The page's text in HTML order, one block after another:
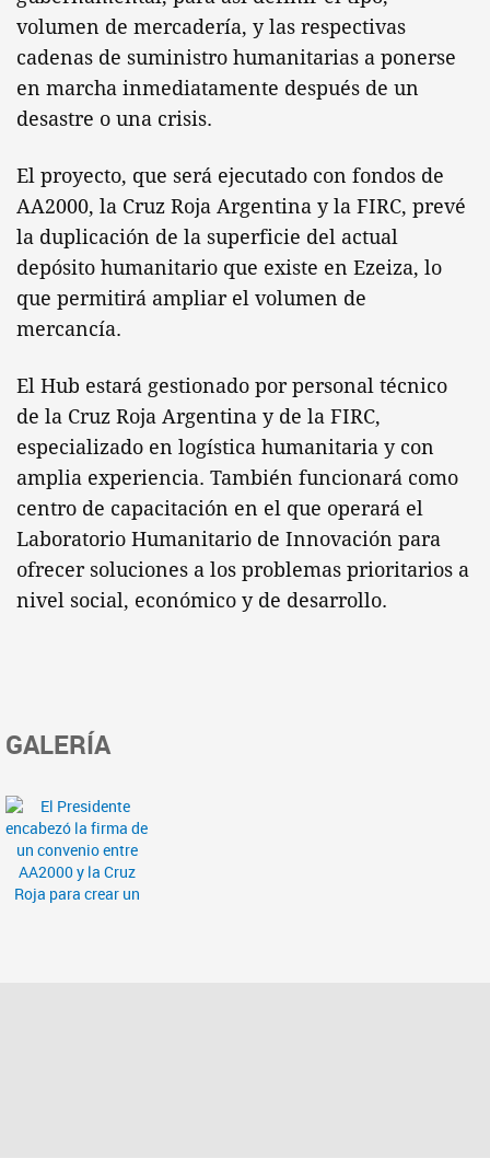
volumen de mercadería, y las respectivas
cadenas de suministro humanitarias a ponerse
en marcha inmediatamente después de un
desastre o una crisis.
El proyecto, que será ejecutado con fondos de
AA2000, la Cruz Roja Argentina y la FIRC, prevé
la duplicación de la superficie del actual
depósito humanitario que existe en Ezeiza, lo
que permitirá ampliar el volumen de
mercancía.
El Hub estará gestionado por personal técnico
de la Cruz Roja Argentina y de la FIRC,
especializado en logística humanitaria y con
amplia experiencia. También funcionará como
centro de capacitación en el que operará el
Laboratorio Humanitario de Innovación para
ofrecer soluciones a los problemas prioritarios a
nivel social, económico y de desarrollo.
GALERÍA